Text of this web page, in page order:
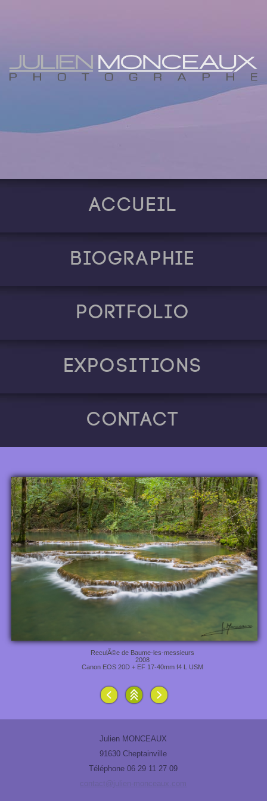
Accueil
Biographie
Portfolio
Expositions
Contact
ReculÃ©e de Baume-les-messieurs
2008
Canon EOS 20D + EF 17-40mm f4 L USM
Julien MONCEAUX
91630 Cheptainville
Téléphone 06 29 11 27 09
contact@julien-monceaux.com